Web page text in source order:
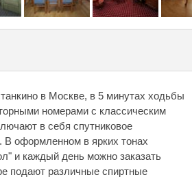
в Москве, в 5 минутах ходьбы
номерами с классическим
в себя спутниковое
В оформленном в ярких тонах
и каждый день можно заказать
подают различные спиртные